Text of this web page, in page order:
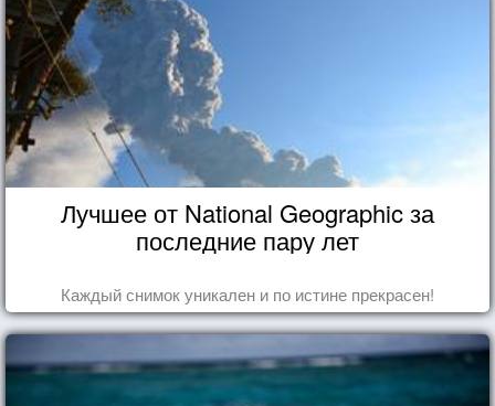
Лучшее от National Geographic за
последние пару лет
Каждый снимок уникален и по истине прекрасен!